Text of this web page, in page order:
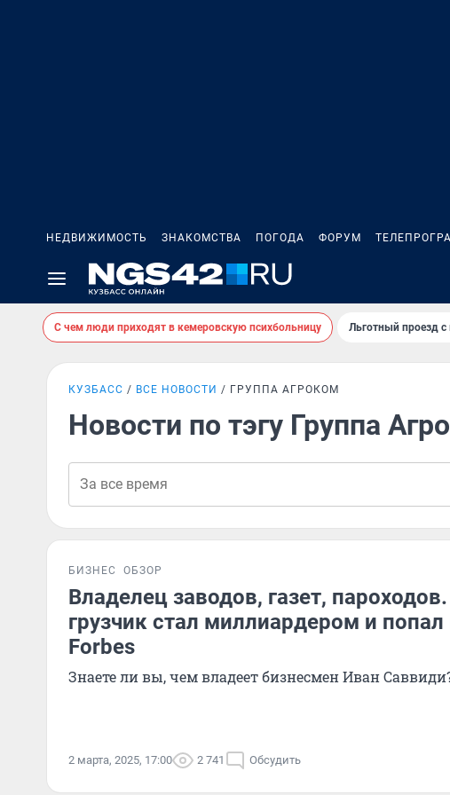
НЕДВИЖИМОСТЬ ЗНАКОМСТВА ПОГОДА ФОРУМ
С чем люди приходят в кемеровскую психбольницу Льготный проезд
КУЗБАСС ВСЕ НОВОСТИ ГРУППА АГРОКОМ
Новости по тэгу Группа
БИЗНЕС ОБЗОР
Владелец заводов, газет,
грузчик стал миллиардером и попал
Forbes
Знаете ли вы, чем владеет бизнесмен Иван
2 марта, 2025, 17:00 2 741 Обсудить